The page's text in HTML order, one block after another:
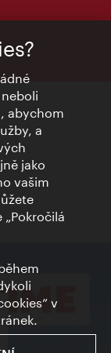
abychom
a
jako
vašim
v